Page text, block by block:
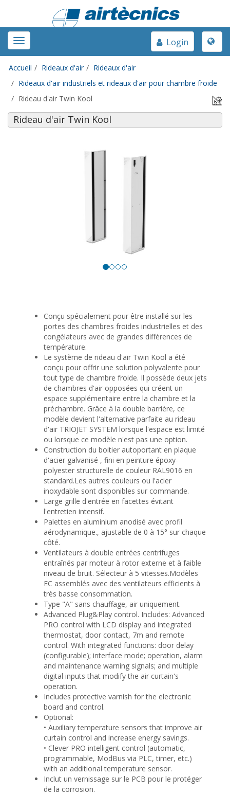
Toggle
navigation
Toggle
Login
Accueil Rideaux d'air
Rideaux d'air
Rideaux d'air industriels et rideaux d'air pour chambre froide
Rideau d'air Twin Kool
Rideau d'air Twin Kool
Conçu spécialement pour être installé sur les
portes des chambres froides industrielles et des
congélateurs avec de grandes différences de
température.
Le système de rideau d'air Twin Kool a été
conçu pour offrir une solution polyvalente pour
tout type de chambre froide. Il possède deux jets
de chambres d'air opposées qui créent un
espace supplémentaire entre la chambre et la
préchambre. Grâce à la double barrière, ce
modèle devient l'alternative parfaite au rideau
d'air TRIOJET SYSTEM lorsque l'espace est limité
ou lorsque ce modèle n'est pas une option.
Construction du boitier autoportant en plaque
d'acier galvanisé , fini en peinture époxy-
polyester structurelle de couleur RAL9016 en
standard.Les autres couleurs ou l'acier
inoxydable sont disponibles sur commande.
Large grille d'entrée en facettes évitant
l'entretien intensif.
Palettes en aluminium anodisé avec profil
aérodynamique., ajustable de 0 à 15° sur chaque
côté.
Ventilateurs à double entrées centrifuges
entraînés par moteur à rotor externe et à faible
niveau de bruit. Sélecteur à 5 vitesses.Modèles
EC assemblés avec des ventilateurs efficients à
très basse consommation.
Type "A" sans chauffage, air uniquement.
Advanced Plug&Play control. Includes: Advanced
PRO control with LCD display and integrated
thermostat, door contact, 7m and remote
control. With integrated functions: door delay
(configurable); interface mode; operation, alarm
and maintenance warning signals; and multiple
digital inputs that modify the air curtain's
operation.
Includes protective varnish for the electronic
board and control.
Optional:
• Auxiliary temperature sensors that improve air
curtain control and increase energy savings.
• Clever PRO intelligent control (automatic,
programmable, ModBus via PLC, timer, etc.)
with an additional temperature sensor.
Inclut un vernissage sur le PCB pour le protéger
de la corrosion.